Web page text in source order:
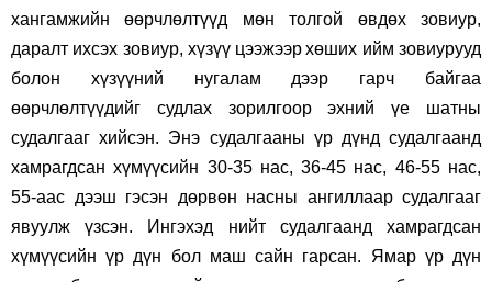
хангамжийн өөрчлөлтүүд мөн толгой өвдөх зовиур,
даралт ихсэх зовиур, хүзүү цээжээр хөших ийм зовиурууд
болон хүзүүний нугалам дээр гарч байгаа
өөрчлөлтүүдийг судлах зорилгоор эхний үе шатны
судалгааг хийсэн. Энэ судалгааны үр дүнд судалгаанд
хамрагдсан хүмүүсийн 30-35 нас, 36-45 нас, 46-55 нас,
55-аас дээш гэсэн дөрвөн насны ангиллаар судалгааг
явуулж үзсэн. Ингэхэд нийт судалгаанд хамрагдсан
хүмүүсийн үр дүн бол маш сайн гарсан. Ямар үр дүн